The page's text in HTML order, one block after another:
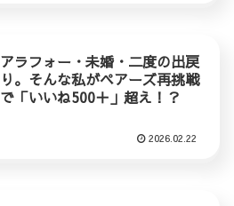
アラフォー・未婚・二度の出戻
り。そんな私がペアーズ再挑戦
で「いいね500＋」超え！？
2026.02.22